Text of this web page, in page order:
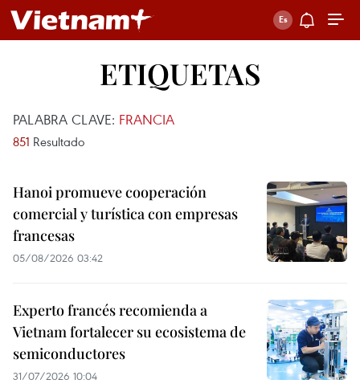
ETIQUETAS
PALABRA CLAVE: FRANCIA
851 Resultado
Hanoi promueve cooperación
comercial y turística con empresas
francesas
05/08/2026 03:42
Experto francés recomienda a
Vietnam fortalecer su ecosistema de
semiconductores
31/07/2026 10:04